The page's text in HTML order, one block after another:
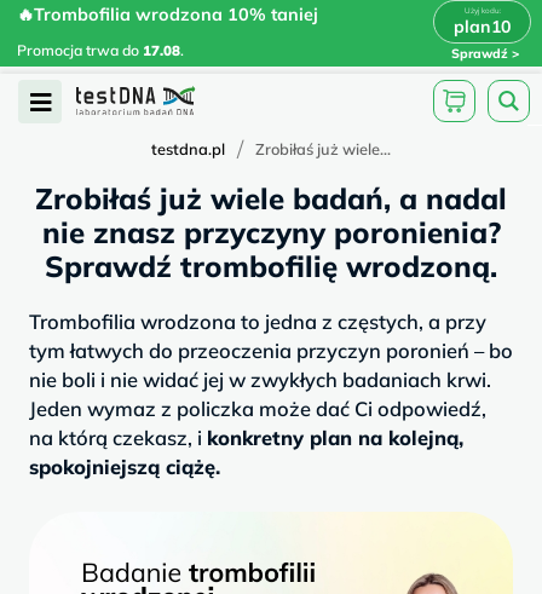
Skip
content
🔥Trombofilia wrodzona 10% taniej
Promocja trwa do 17.08.
plan10
Sprawdź
🔥Trombofilia wrodzona 10% taniej
plan10 x
Open
testdna.pl / Zrobiłaś już wiele...
Zrobiłaś już wiele badań, a nadal
nie znasz przyczyny poronienia?
Sprawdź trombofilię wrodzoną.
Trombofilia wrodzona to jedna z częstych, a przy
tym łatwych do przeoczenia przyczyn poronień – bo
nie boli i nie widać jej w zwykłych badaniach krwi.
Jeden wymaz z policzka może dać Ci odpowiedź,
na którą czekasz, i konkretny plan na kolejną,
spokojniejszą ciążę.